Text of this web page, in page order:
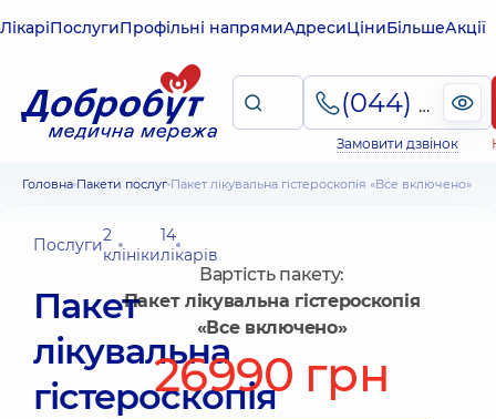
ЛікаріПослугиПрофільні напрямиАдресиЦіниБільшеАкції
(044) 495-2-888
Замовити дзвінок
Головна Пакети послуг Пакет лікувальна гістероскопія «Все включено»
Послуги2
клініки
14
лікарів
Пакет
лікувальна
гістероскопія
Вартість пакету:
Пакет лікувальна гістероскопія
«Все включено»
26990 грн